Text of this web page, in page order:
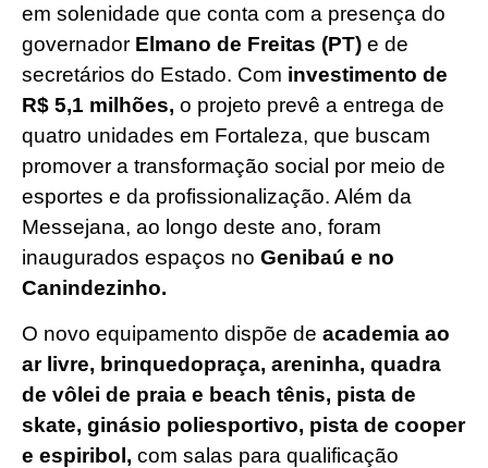
em solenidade que conta com a presença do
governador Elmano de Freitas (PT) e de
secretários do Estado. Com investimento de
R$ 5,1 milhões, o projeto prevê a entrega de
quatro unidades em Fortaleza, que buscam
promover a transformação social por meio de
esportes e da profissionalização. Além da
Messejana, ao longo deste ano, foram
inaugurados espaços no Genibaú e no
Canindezinho.
O novo equipamento dispõe de academia ao
ar livre, brinquedopraça, areninha, quadra
de vôlei de praia e beach tênis, pista de
skate, ginásio poliesportivo, pista de cooper
e espiribol, com salas para qualificação